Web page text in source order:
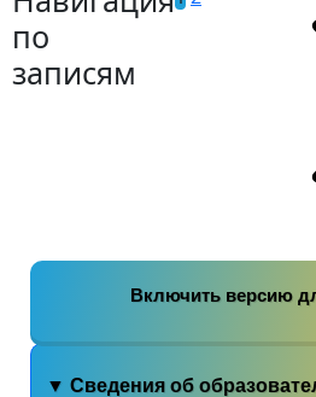
по
записям
Включить версию
▼ Сведения об